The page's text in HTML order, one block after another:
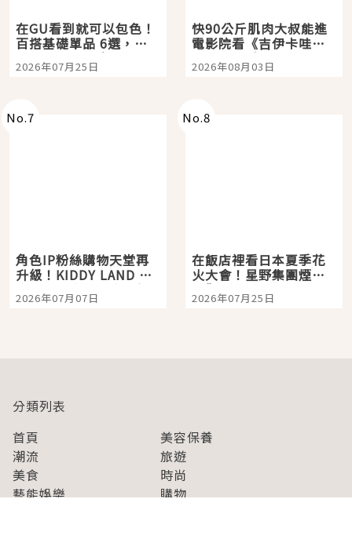
在GU看到就可以包色！
百搭基礎單品 6選，閉
眼全收也不心疼
2026年07月25日
快90公斤肌肉大叔能進
電影院看《吉伊卡哇》
嗎？日本重金屬樂團
「打首」會長與nagano
2026年08月03日
No.7
角色IP粉絲購物天堂再
升級！KIDDY LAND 原
宿店吉伊卡哇迎客，新
開幕 OMOKADO 店3分
2026年07月07日
No.8
在飯店裡看日本夏季花
火大會！星野集團煙火
景觀飯店6選，讓你不用
人擠人悠閒欣賞
2026年07月25日
分類列表
首頁
美容保養
潮流
旅遊
美食
時尚
藝能娛樂
購物